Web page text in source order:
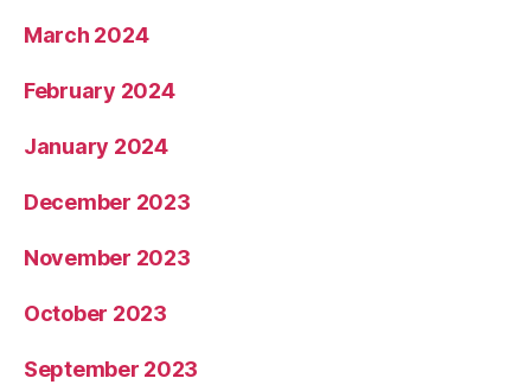
March 2024
February 2024
January 2024
December 2023
November 2023
October 2023
September 2023